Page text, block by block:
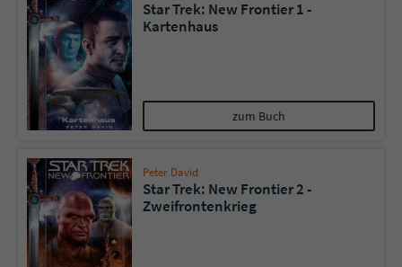
Star Trek: New Frontier 1 -
Kartenhaus
zum Buch
Peter David
Star Trek: New Frontier 2 -
Zweifrontenkrieg